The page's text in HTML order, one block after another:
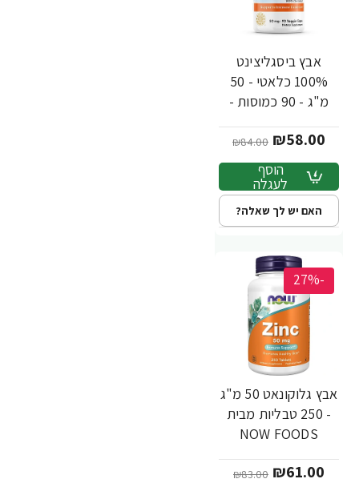
אבץ ביסגליצינט
100% כלאטי - 50
מ"ג - 90 כמוסות -
₪58.00
₪84.00
הוסף
לעגלה
האם יש לך שאלה?
-27%
אבץ גלוקונאט 50 מ"ג
- 250 טבליות מבית
NOW FOODS
₪61.00
₪83.00